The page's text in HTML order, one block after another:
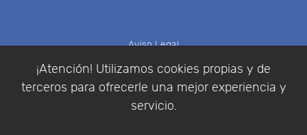
¡Atención! Utilizamos cookies propias y de
terceros para ofrecerle una mejor experiencia y
servicio.
Aviso Legal
Condiciones de compra
Identificarse